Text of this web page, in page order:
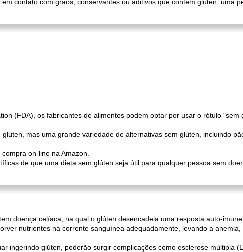
contato com grãos, conservantes ou aditivos que contêm glúten, uma
(FDA), os fabricantes de alimentos podem optar por usar o rótulo "sem
mas uma grande variedade de alternativas sem glúten, incluindo
on-line na Amazon.
de que uma dieta sem glúten seja útil para qualquer pessoa sem
doença celíaca, na qual o glúten desencadeia uma resposta auto-
nutrientes na corrente sanguínea adequadamente, levando a
ingerindo glúten, poderão surgir complicações como esclerose múltipla